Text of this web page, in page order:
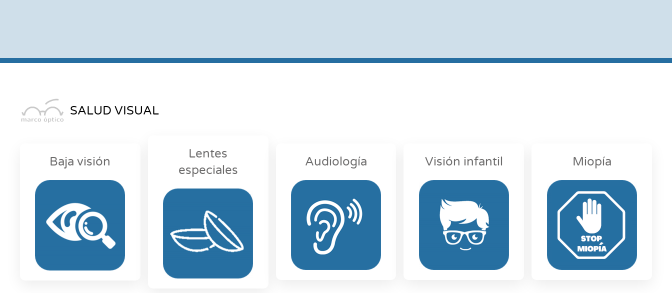
SALUD VISUAL
Baja visión
Lentes
especiales
Audiología Visión infantil Miopía